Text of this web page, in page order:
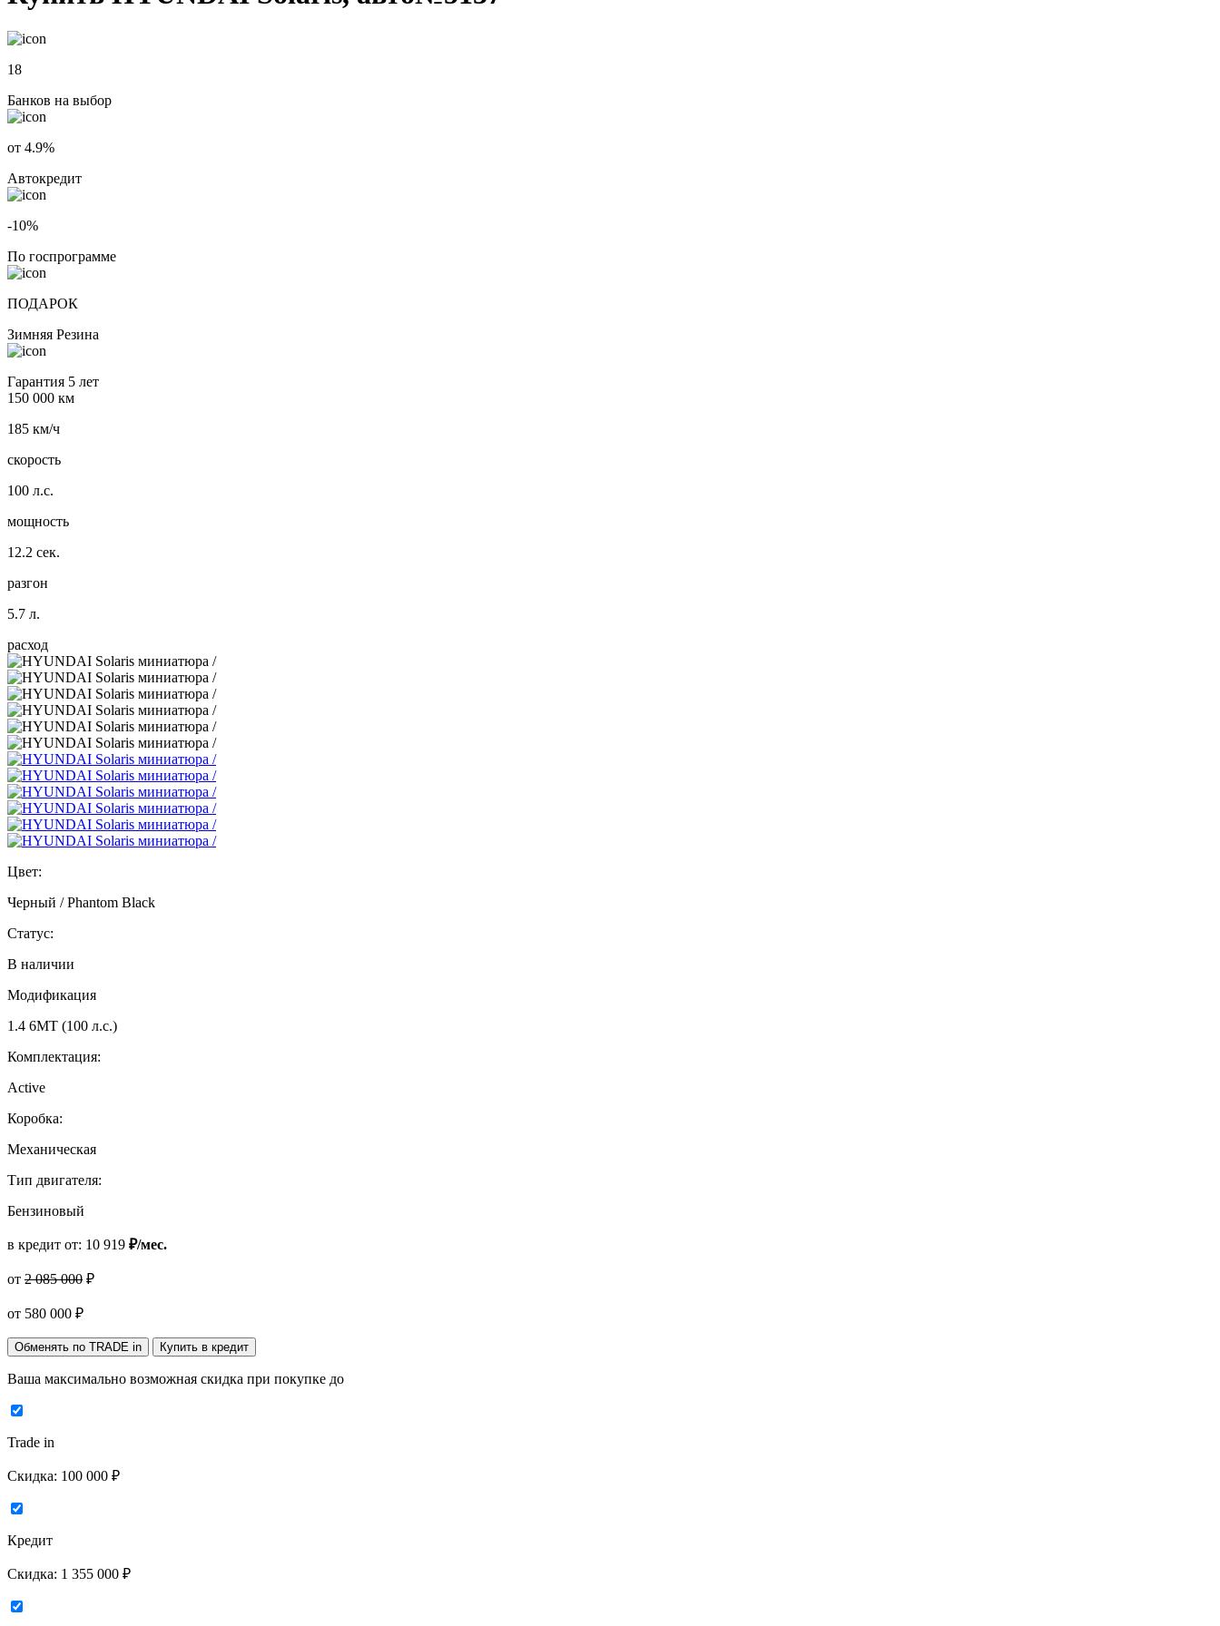
18
Банков на выбор
от 4.9%
Автокредит
-10%
По госпрограмме
ПОДАРОК
Зимняя Резина
Гарантия 5 лет
150 000 км
185 км/ч
скорость
100 л.с.
мощность
12.2 сек.
разгон
5.7 л.
расход
Цвет:
Черный / Phantom Black
Статус:
В наличии
Модификация
1.4 6МТ (100 л.с.)
Комплектация:
Active
Коробка:
Механическая
Тип двигателя:
Бензиновый
в кредит от: 10 919 ₽/мес.
от 2 085 000 ₽
от 580 000 ₽
Обменять по TRADE in Купить в кредит
Ваша максимально возможная скидка при покупке до
Trade in
Скидка: 100 000 ₽
Кредит
Скидка: 1 355 000 ₽